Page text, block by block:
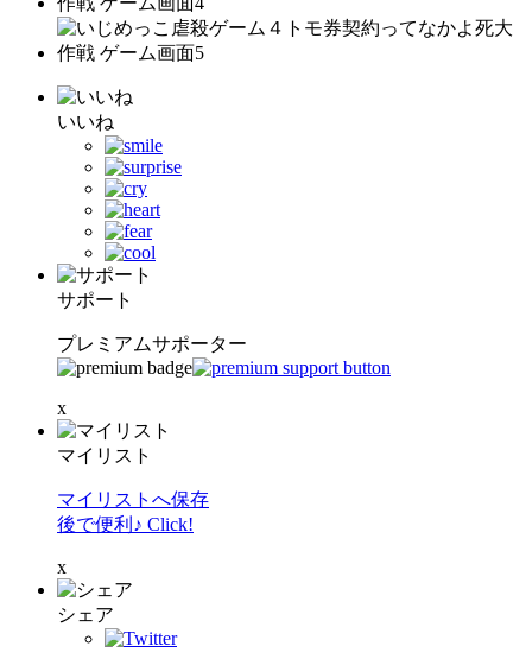
いいね
サポート
プレミアムサポーター
x
マイリスト
マイリストへ保存
後で便利♪ Click!
x
シェア